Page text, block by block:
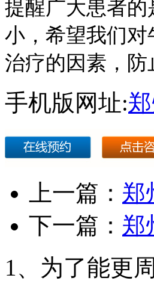
提醒广大患者
小，希望我们
治疗的因素，
手机版网址:
上一篇： 郑
下一篇： 郑
1、为了能更